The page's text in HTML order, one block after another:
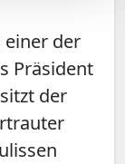
einer der
Präsident
der